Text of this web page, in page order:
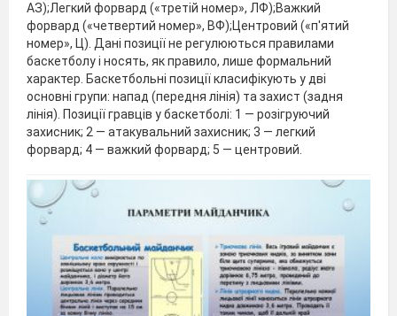
АЗ);Легкий форвард («третій номер», ЛФ);Важкий
форвард («четвертий номер», ВФ);Центровий («п'ятий
номер», Ц). Дані позиції не регулюються правилами
баскетболу і носять, як правило, лише формальний
характер. Баскетбольні позиції класифікують у дві
основні групи: напад (передня лінія) та захист (задня
лінія). Позиції гравців у баскетболі: 1 — розігруючий
захисник; 2 — атакувальний захисник; 3 — легкий
форвард; 4 — важкий форвард; 5 — центровий.